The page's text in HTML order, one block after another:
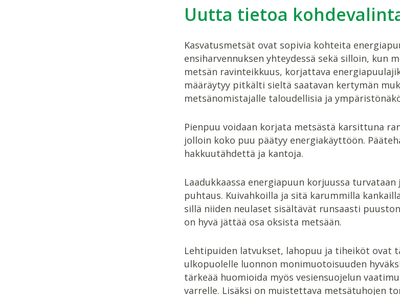
Uutta tietoa
Kasvatusmetsät ovat sopivia kohteita
ensiharvennuksen yhteydessä sekä silloin, kun
metsän ravinteikkuus, korjattava
määräytyy pitkälti sieltä saatavan kertymän
metsänomistajalle taloudellisia ja
Pienpuu voidaan korjata metsästä karsittuna
jolloin koko puu päätyy energiakäyttöön.
hakkuutähdettä ja kantoja.
Laadukkaassa energiapuun korjuussa
puhtaus. Kuivahkoilla ja sitä karummilla
sillä niiden neulaset sisältävät runsaasti
on hyvä jättää osa oksista metsään.
Lehtipuiden latvukset, lahopuu ja tiheiköt ovat
ulkopuolelle luonnon monimuotoisuuden
tärkeää huomioida myös vesiensuojelun
varrelle. Lisäksi on muistettava metsätuhojen